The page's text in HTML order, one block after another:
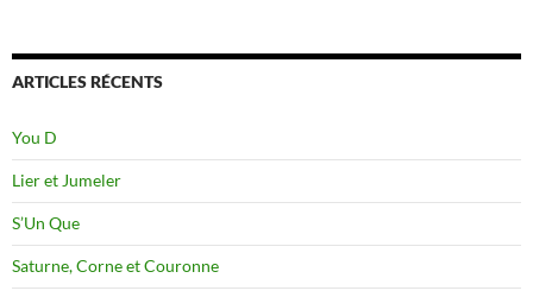
ARTICLES RÉCENTS
You D
Lier et Jumeler
S’Un Que
Saturne, Corne et Couronne